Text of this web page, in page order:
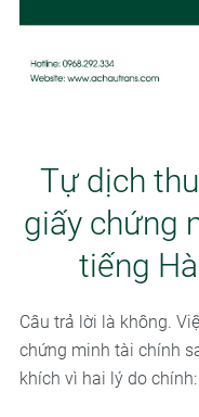
Tự dịch
giấy chứng
tiếng
Câu trả lời là không.
chứng minh tài chính
khích vì hai lý do chính: